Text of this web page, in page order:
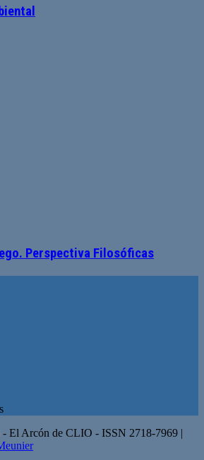
Perspectiva Filosóficas
El Arcón de CLIO - ISSN 2718-7969 |